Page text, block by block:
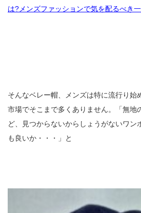
は?メンズファッションで気を配るべき
そんなベレー帽、メンズは特に流行り始
市場でそこまで多くありません。「無地
ど、見つからないからしょうがないワン
も良いか・・・」と